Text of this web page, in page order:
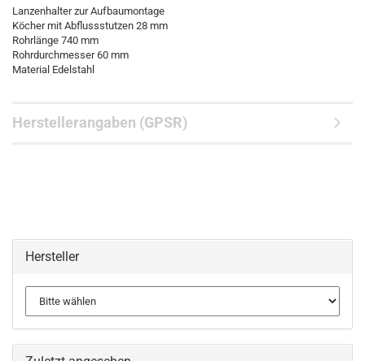
Lanzenhalter zur Aufbaumontage
Köcher mit Abflussstutzen 28 mm
Rohrlänge 740 mm
Rohrdurchmesser 60 mm
Material Edelstahl
Herstellerangaben (GPSR)
Hersteller